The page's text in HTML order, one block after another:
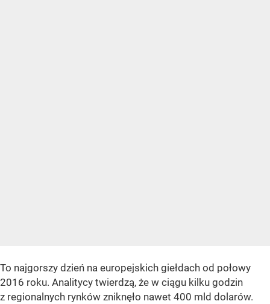
To najgorszy dzień na europejskich giełdach od połowy
2016 roku. Analitycy twierdzą, że w ciągu kilku godzin
z regionalnych rynków zniknęło nawet 400 mld dolarów.